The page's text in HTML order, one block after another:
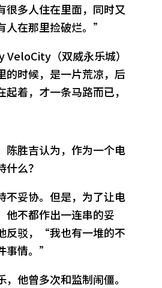
很多人住在里面，同时又
人在那里捡破烂。”
VeloCity（双威永乐城）
的时候，是一片荒凉，后
着，才一条马路而已，
陈胜吉认为，作为一个电
么？
不妥协。但是，为了让电
他不都作出一连串的妥
反驳，“我也有一堆的不
事情。”
他曾多次和监制闹僵。